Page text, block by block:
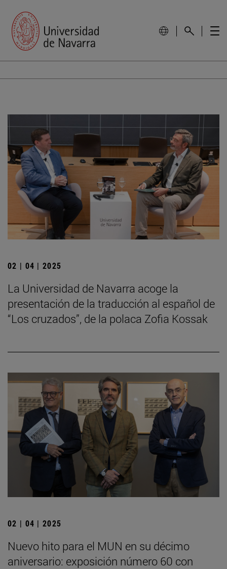
02 | 04 | 2025
La Universidad de Navarra acoge la
presentación de la traducción al español de
“Los cruzados”, de la polaca Zofia Kossak
02 | 04 | 2025
Nuevo hito para el MUN en su décimo
aniversario: exposición número 60 con